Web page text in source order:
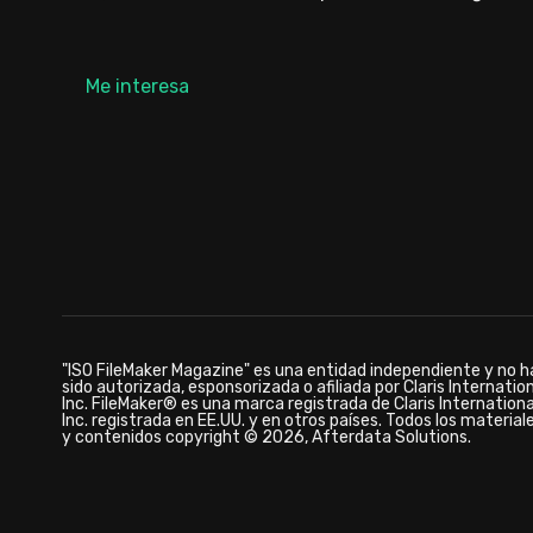
Me interesa
"ISO FileMaker Magazine" es una entidad independiente y no
sido autorizada, esponsorizada o afiliada por Claris
Inc. FileMaker® es una marca registrada de Claris International
Inc. registrada en EE.UU. y en otros países. Todos los
y contenidos copyright © 2026, Afterdata Solutions.